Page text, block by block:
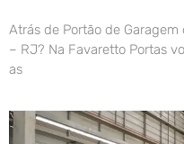
Atrás de Portão de
– RJ? Na Favaretto Portas
as